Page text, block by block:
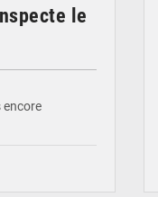
le
encore